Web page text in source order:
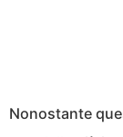
Nonostante